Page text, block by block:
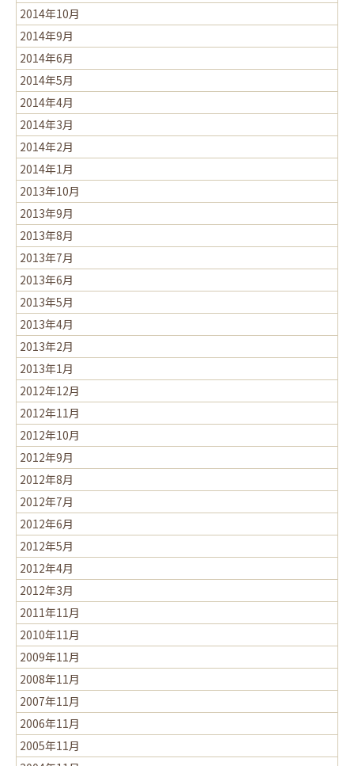
2014年10月
2014年9月
2014年6月
2014年5月
2014年4月
2014年3月
2014年2月
2014年1月
2013年10月
2013年9月
2013年8月
2013年7月
2013年6月
2013年5月
2013年4月
2013年2月
2013年1月
2012年12月
2012年11月
2012年10月
2012年9月
2012年8月
2012年7月
2012年6月
2012年5月
2012年4月
2012年3月
2011年11月
2010年11月
2009年11月
2008年11月
2007年11月
2006年11月
2005年11月